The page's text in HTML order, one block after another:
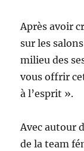
Après avoir
sur les
milieu des
vous offrir
à l’esprit ».
Avec autour
de la team